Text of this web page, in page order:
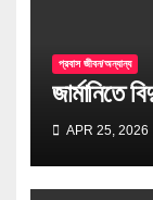
প্রবাস জীবন/অন্যান্য
জার্মানিতে
APR 25, 2026